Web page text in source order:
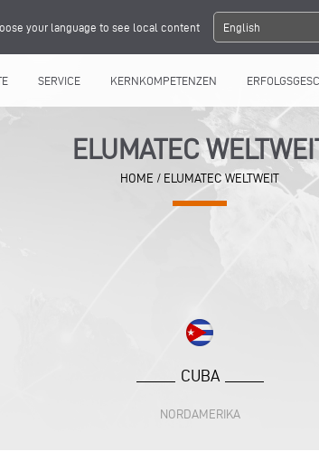
your language to see local content English
SERVICE KERNKOMPETENZEN
ELUMATEC
HOME / ELUMATEC WELTWEIT
CUBA
NORDAMERIKA